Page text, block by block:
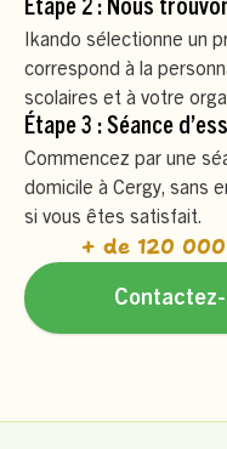
Étape 2 : Nous
Ikando sélectionne un
correspond à la
scolaires et à votre
Étape 3 : Séance
Commencez par une
domicile à Cergy, sans
si vous êtes satisfait.
+ de 120